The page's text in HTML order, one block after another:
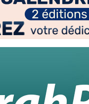
Odaya vient
2
13
30
Il reste
3